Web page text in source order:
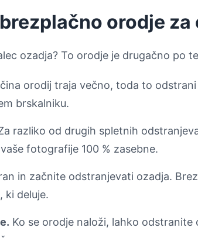
orodje
ozadja? To orodje je drugačno po
orodij traja večno, toda to
brskalniku.
razliko od drugih spletnih
fotografije 100 % zasebne.
in začnite odstranjevati ozadja.
ki deluje.
Ko se orodje naloži, lahko